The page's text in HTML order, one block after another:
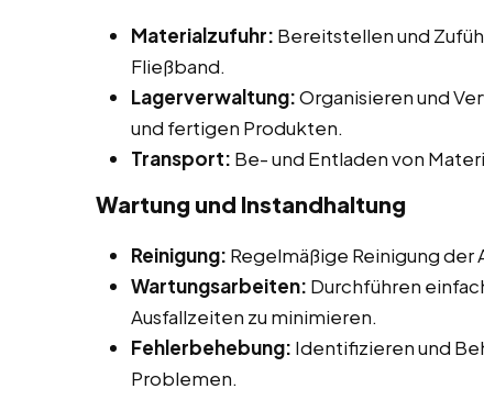
Materialzufuhr: Bereitstellen und
Fließband.
Lagerverwaltung:Organisieren und
und fertigen Produkten.
Transport: Be- und Entladen von
Wartung und Instandhaltung
Reinigung: Regelmäßige Reinigung
Wartungsarbeiten: Durchführen
Ausfallzeiten zu minimieren.
Fehlerbehebung: Identifizieren und
Problemen.